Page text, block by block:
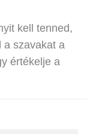
kell tenned,
a szavakat a
értékelje a